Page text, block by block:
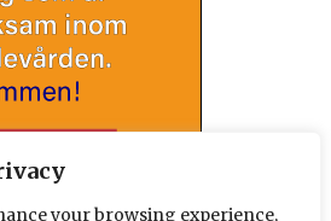
your browsing experience,